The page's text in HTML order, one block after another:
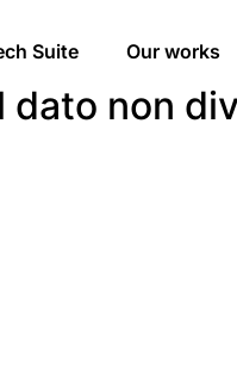
Suite Our works
non